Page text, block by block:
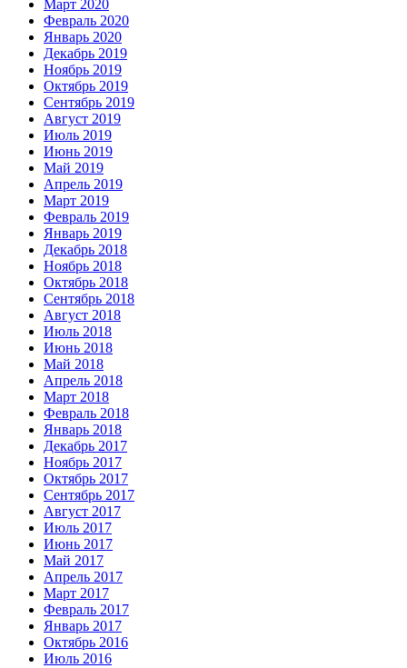
Март 2020
Февраль 2020
Январь 2020
Декабрь 2019
Ноябрь 2019
Октябрь 2019
Сентябрь 2019
Август 2019
Июль 2019
Июнь 2019
Май 2019
Апрель 2019
Март 2019
Февраль 2019
Январь 2019
Декабрь 2018
Ноябрь 2018
Октябрь 2018
Сентябрь 2018
Август 2018
Июль 2018
Июнь 2018
Май 2018
Апрель 2018
Март 2018
Февраль 2018
Январь 2018
Декабрь 2017
Ноябрь 2017
Октябрь 2017
Сентябрь 2017
Август 2017
Июль 2017
Июнь 2017
Май 2017
Апрель 2017
Март 2017
Февраль 2017
Январь 2017
Октябрь 2016
Июль 2016